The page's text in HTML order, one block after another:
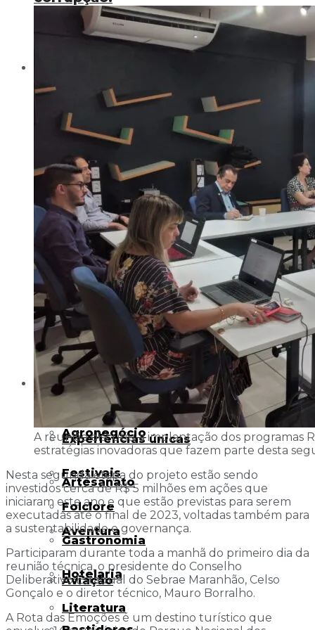
com união e competência
Agronegócio
Artesanato
Aventura
Aviação
Bastidores
Cruzeiro Marítimo
Cultura Popular
Destinos
Economia
Eventos
Experiências únicas
Festivais
Folclore
Gastronomia
Hotelaria
Literatura
Futebol maranhense, na marca do
pênalti, pode dar a volta por cima
com união e competência
Matérias
Agronegócio
Artesanato
Aventura
Aviação
A reunião discutiu a implantação dos programas
estratégias inovadoras que fazem parte desta
Nesta segunda etapa do projeto estão sendo
investidos cerca de R$ 5 milhões em ações que
iniciaram este ano e que estão previstas para serem
executadas até o final de 2023, voltadas também para
a sustentabilidade e governança.
Participaram durante toda a manhã do primeiro dia da
reunião técnica, o presidente do Conselho
Deliberativo Estadual do Sebrae Maranhão, Celso
Gonçalo e o diretor técnico, Mauro Borralho.
A Rota das Emoções é um destino turístico que